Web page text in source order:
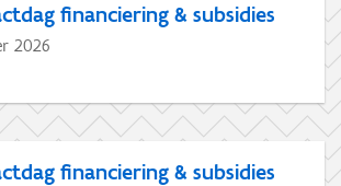
financiering & subsidies
2026
financiering & subsidies